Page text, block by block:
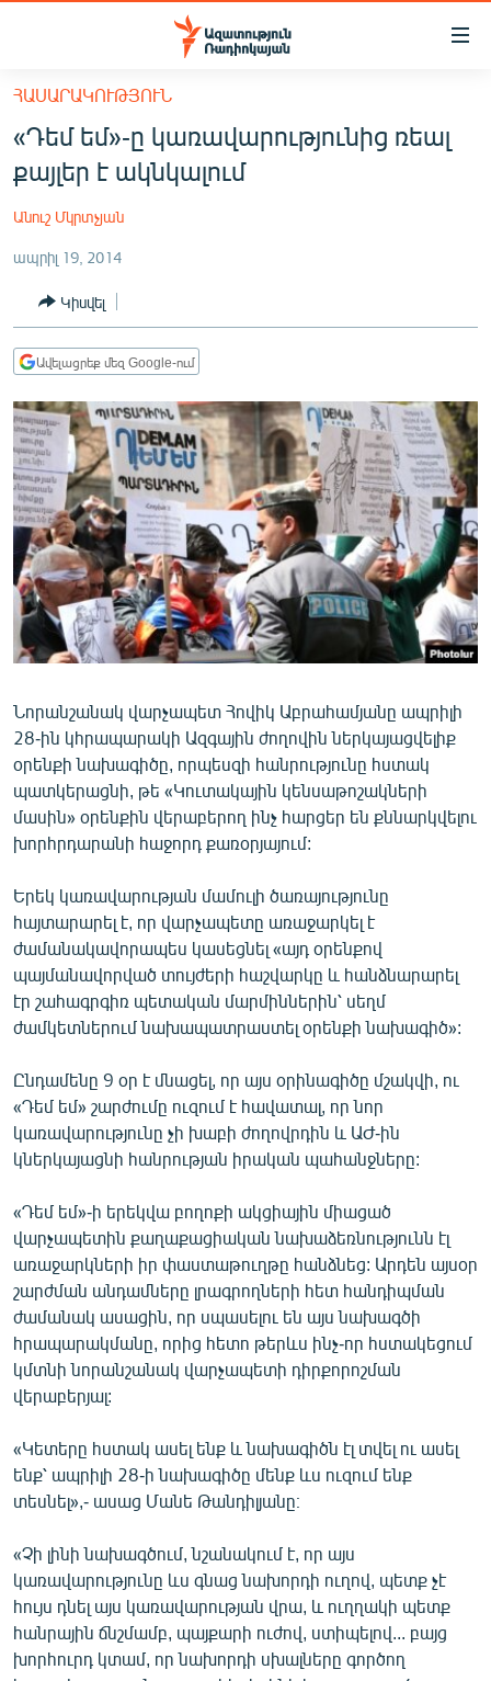
Մատչելիության
հիմնական
բովանդակությանը
հիմնական
մենյուին
ՔԱՂԱՔԱԿԱՆ
ԸՆՏՐՈՒԹՅՈՒՆՆԵՐ 2026
ԻՐԱՎՈՒՆՔ
ՀԱՍԱՐԱԿՈՒԹՅՈՒՆ
ՏՆՏԵՍՈՒԹՅՈՒՆ
ՊԱՏԵՐԱԶՄԻ 6 ՇԱԲԱԹՆԵՐԸ
ՏԱՐԱԾԱՇՐՋԱՆ
ՄԻՋԱԶԳԱՅԻՆ
ՄՇԱԿՈՒՅԹ
ՍՊՈՐՏ
ՄԵԿՆԱԲԱՆՈՒԹՅՈՒՆ
ՏՏ ԵՒ ԻՆՏԵՐՆԵՏ
ԿՈՐՈՆԱՎԻՐՈՒՍ
ԱՐԽԻՎ
ՏԵՍԱՆՅՈՒԹԵՐ
ԲԱՆԱՎԵՃ
ՓՈԴՔԱՍԹ
Հայերեն
English
Русский
ՀԵՏԵՎԵՔ ՄԵԶ
«Ազատության» բոլոր կայքերը
ՀԱՍԱՐԱԿՈՒԹՅՈՒՆ
«Դեմ եմ»-ը կառավարությունից ռեալ
քայլեր է ակնկալում
Անուշ Մկրտչյան
ապրիլ 19, 2014
Կիսվել
Ավելացրեք մեզ Google-ում
Նորանշանակ վարչապետ Հովիկ Աբրահամյանը ապրիլի
28-ին կհրապարակի Ազգային ժողովին ներկայացվելիք
օրենքի նախագիծը, որպեսզի հանրությունը հստակ
պատկերացնի, թե «Կուտակային կենսաթոշակների
մասին» օրենքին վերաբերող ինչ հարցեր են քննարկվելու
խորհրդարանի հաջորդ քառօրյայում:
Երեկ կառավարության մամուլի ծառայությունը
հայտարարել է, որ վարչապետը առաջարկել է
ժամանակավորապես կասեցնել «այդ օրենքով
պայմանավորված տույժերի հաշվարկը և հանձնարարել
էր շահագրգիռ պետական մարմիններին՝ սեղմ
ժամկետներում նախապատրաստել օրենքի նախագիծ»:
Ընդամենը 9 օր է մնացել, որ այս օրինագիծը մշակվի, ու
«Դեմ եմ» շարժումը ուզում է հավատալ, որ նոր
կառավարությունը չի խաբի ժողովրդին և ԱԺ-ին
կներկայացնի հանրության իրական պահանջները:
«Դեմ եմ»-ի երեկվա բողոքի ակցիային միացած
վարչապետին քաղաքացիական նախաձեռնությունն էլ
առաջարկների իր փաստաթուղթը հանձնեց: Արդեն այսօր
շարժման անդամները լրագրողների հետ հանդիպման
ժամանակ ասացին, որ սպասելու են այս նախագծի
հրապարակմանը, որից հետո թերևս ինչ-որ հստակեցում
կմտնի նորանշանակ վարչապետի դիրքորոշման
վերաբերյալ:
«Կետերը հստակ ասել ենք և նախագիծն էլ տվել ու ասել
ենք՝ ապրիլի 28-ի նախագիծը մենք ևս ուզում ենք
տեսնել»,- ասաց Մանե Թանդիլյանը։
«Չի լինի նախագծում, նշանակում է, որ այս
կառավարությունը ևս գնաց նախորդի ուղով, պետք չէ
հույս դնել այս կառավարության վրա, և ուղղակի պետք
հանրային ճնշմամբ, պայքարի ուժով, ստիպելով... բայց
խորհուրդ կտամ, որ նախորդի սխալները գործող